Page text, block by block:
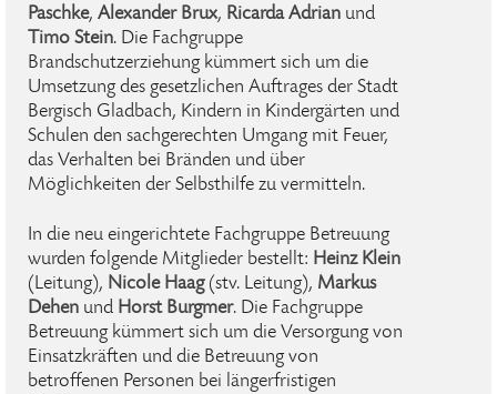
Paschke, Alexander Brux, Ricarda Adrian und
Timo Stein. Die Fachgruppe
Brandschutzerziehung kümmert sich um die
Umsetzung des gesetzlichen Auftrages der Stadt
Bergisch Gladbach, Kindern in Kindergärten und
Schulen den sachgerechten Umgang mit Feuer,
das Verhalten bei Bränden und über
Möglichkeiten der Selbsthilfe zu vermitteln.
In die neu eingerichtete Fachgruppe Betreuung
wurden folgende Mitglieder bestellt: Heinz Klein
(Leitung), Nicole Haag (stv. Leitung), Markus
Dehen und Horst Burgmer. Die Fachgruppe
Betreuung kümmert sich um die Versorgung von
Einsatzkräften und die Betreuung von
betroffenen Personen bei längerfristigen